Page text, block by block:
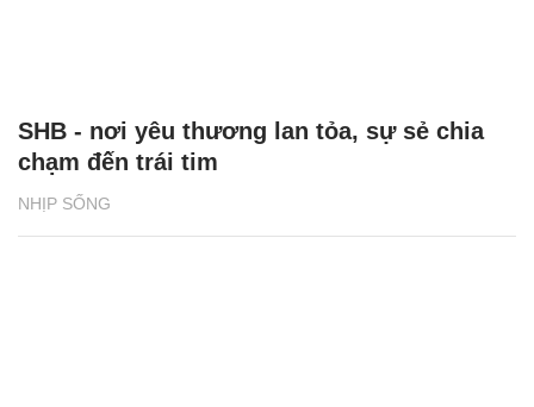
NHỊP SỐNG
SHB - nơi yêu thương lan tỏa, sự sẻ chia
chạm đến trái tim